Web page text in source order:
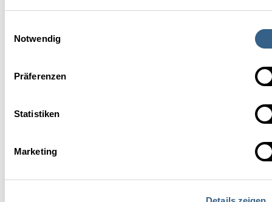
Notwendig
Präferenzen
Statistiken
Marketing
Publikum sie als Ihre Wahrheit versteht, die es wert ist,